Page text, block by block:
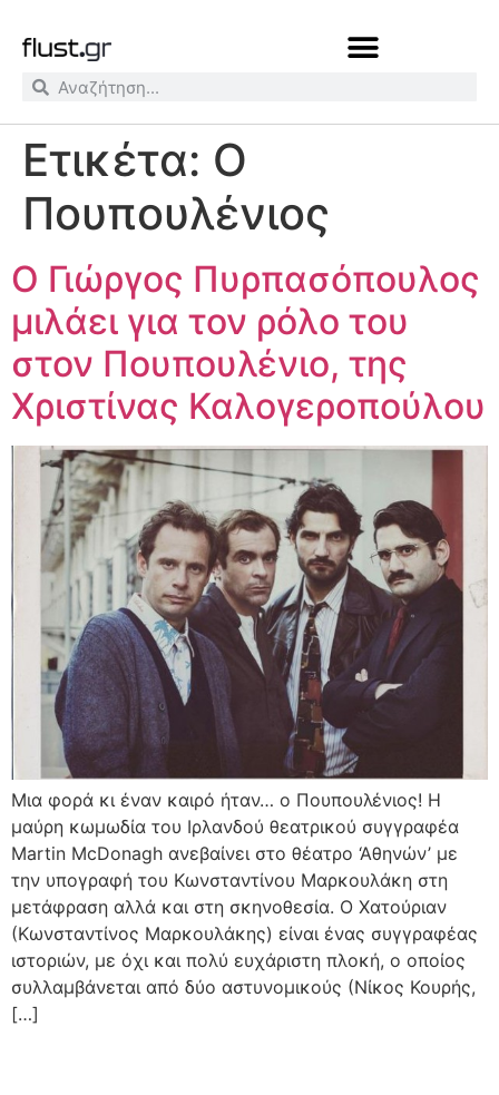
Ετικέτα: Ο
Πουπουλένιος
Ο Γιώργος Πυρπασόπουλος
μιλάει για τον ρόλο του
στον Πουπουλένιο, της
Χριστίνας Καλογεροπούλου
Μια φορά κι έναν καιρό ήταν… ο Πουπουλένιος! Η
μαύρη κωμωδία του Ιρλανδού θεατρικού συγγραφέα
Martin McDonagh ανεβαίνει στο θέατρο ‘Αθηνών’ με
την υπογραφή του Κωνσταντίνου Μαρκουλάκη στη
μετάφραση αλλά και στη σκηνοθεσία. Ο Χατούριαν
(Κωνσταντίνος Μαρκουλάκης) είναι ένας συγγραφέας
ιστοριών, με όχι και πολύ ευχάριστη πλοκή, ο οποίος
συλλαμβάνεται από δύο αστυνομικούς (Νίκος Κουρής,
[…]